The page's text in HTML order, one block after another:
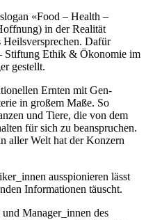
«Food – Health –
in der Realität
Heilsversprechen. Dafür
Stiftung Ethik & Ökonomie im
gestellt.
Ernten mit Gen-
in großem Maße. So
und Tiere, die von dem
für sich zu beanspruchen.
aller Welt hat der Konzern
ausspionieren lässt
Informationen täuscht.
Manager_innen des